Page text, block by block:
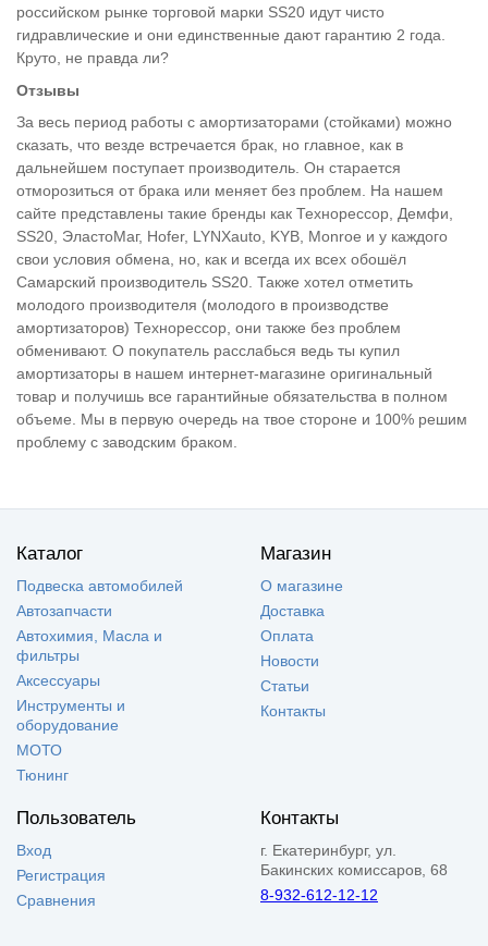
российском рынке торговой марки SS20 идут чисто
гидравлические и они единственные дают гарантию 2 года.
Круто, не правда ли?
Отзывы
За весь период работы с амортизаторами (стойками) можно
сказать, что везде встречается брак, но главное, как в
дальнейшем поступает производитель. Он старается
отморозиться от брака или меняет без проблем. На нашем
сайте представлены такие бренды как Технорессор, Демфи,
SS20, ЭластоМаг, Hofer, LYNXauto, KYB, Monroe и у каждого
свои условия обмена, но, как и всегда их всех обошёл
Самарский производитель SS20. Также хотел отметить
молодого производителя (молодого в производстве
амортизаторов) Технорессор, они также без проблем
обменивают. О покупатель расслабься ведь ты купил
амортизаторы в нашем интернет-магазине оригинальный
товар и получишь все гарантийные обязательства в полном
объеме. Мы в первую очередь на твое стороне и 100% решим
проблему с заводским браком.
Каталог
Подвеска автомобилей
Автозапчасти
Автохимия, Масла и
фильтры
Аксессуары
Инструменты и
оборудование
МОТО
Тюнинг
Магазин
О магазине
Доставка
Оплата
Новости
Статьи
Контакты
Пользователь
Вход
Регистрация
Сравнения
Контакты
г. Екатеринбург, ул.
Бакинских комиссаров, 68
8-932-612-12-12